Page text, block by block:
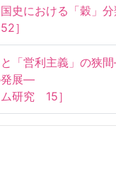
史における「穀」
］
と「営利主義」の狭
発展―
研究　15］